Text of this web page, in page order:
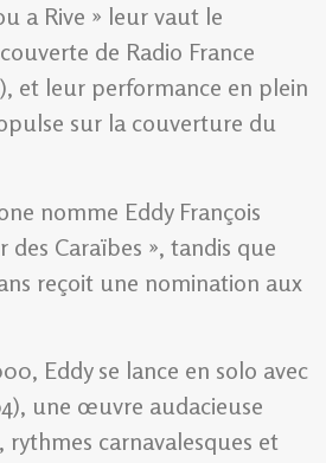
a Rive » leur vaut le
de Radio France
et leur performance en plein
sur la couverture du
nomme Eddy François
Caraïbes », tandis que
reçoit une nomination aux
Eddy se lance en solo avec
une œuvre audacieuse
carnavalesques et